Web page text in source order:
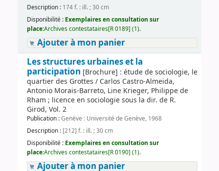
Description : 174 f. : ill. ; 30 cm
Disponibilité : Exemplaires en consultation sur
place:Archives contestataires[R 0189] (1).
Ajouter à mon panier
Les structures urbaines et la
participation [Brochure] : étude de sociologie, le
quartier des Grottes / Carlos Castro-Almeida,
Antonio Morais-Barreto, Line Krieger, Philippe de
Rham ; licence en sociologie sous la dir. de R.
Girod, Vol. 2
Publication :Genève : Université de Genève, 1968
Description : [212] f. : ill. ; 30 cm
Disponibilité : Exemplaires en consultation sur
place:Archives contestataires[R 0190] (1).
Ajouter à mon panier